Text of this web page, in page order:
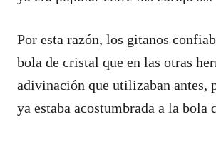
Por esta razón, los gitanos
bola de cristal que en las otras
adivinación que utilizaban antes,
ya estaba acostumbrada a la bola